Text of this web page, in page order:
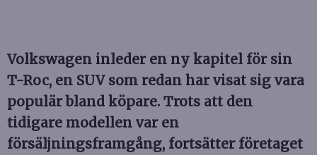
Volkswagen inleder en ny kapitel för sin
T-Roc, en SUV som redan har visat sig vara
populär bland köpare. Trots att den
tidigare modellen var en
försäljningsframgång, fortsätter företaget